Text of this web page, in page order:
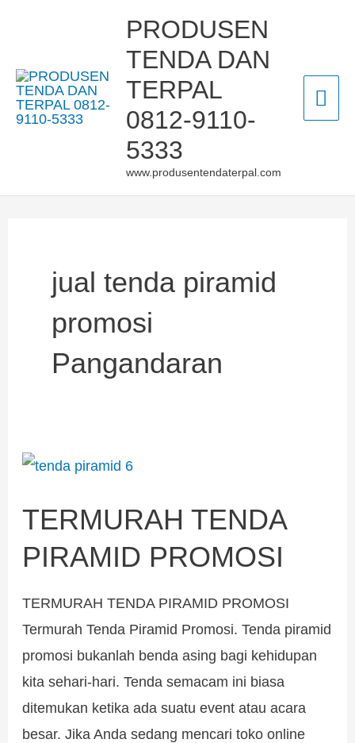
PRODUSEN
TENDA DAN
TERPAL
0812-9110-
5333
www.produsentendaterpal.com
jual tenda piramid
promosi
Pangandaran
TERMURAH TENDA
PIRAMID PROMOSI
TERMURAH TENDA PIRAMID PROMOSI
Termurah Tenda Piramid Promosi. Tenda piramid
promosi bukanlah benda asing bagi kehidupan
kita sehari-hari. Tenda semacam ini biasa
ditemukan ketika ada suatu event atau acara
besar. Jika Anda sedang mencari toko online
TERMURAH
PIRAMID